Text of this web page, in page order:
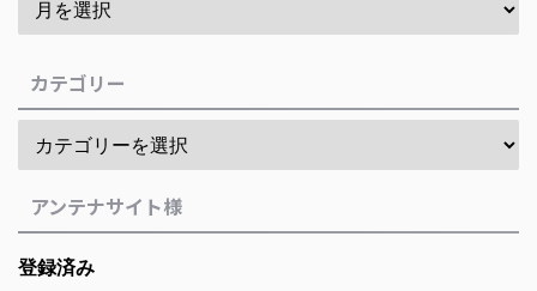
カテゴリー
アンテナサイト様
登録済み